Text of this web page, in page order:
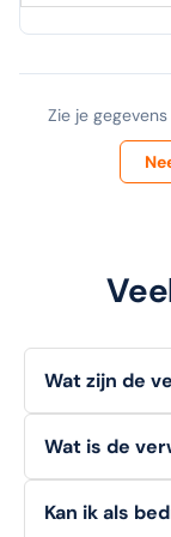
Zie je
Wat zijn de
orderwaarde
onder dit
€6,95.
Wat is de
doorgaans de
Kan ik als